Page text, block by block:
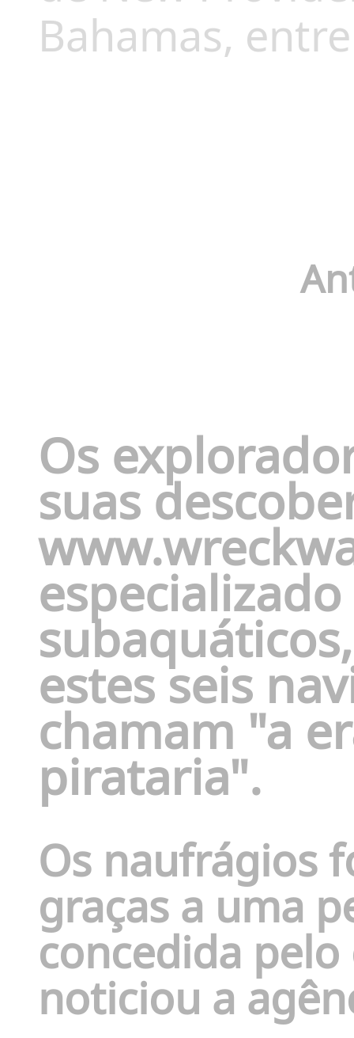
Bahamas,
Os
suas
estes seis
chamam "a
pirataria".
Os naufrágios
graças a uma
concedida
noticiou a